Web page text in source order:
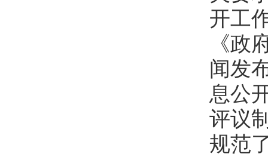
开工
《政
闻发
息公
评议
规范